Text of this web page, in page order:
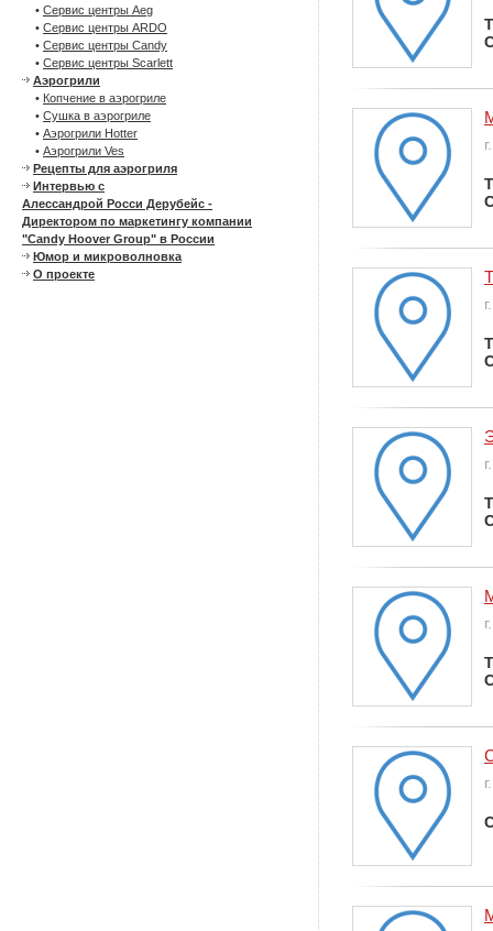
• Сервис центры Aeg
• Сервис центры ARDO
• Сервис центры Candy
• Сервис центры Scarlett
Аэрогрили
• Копчение в аэрогриле
• Сушка в аэрогриле
• Аэрогрили Hotter
• Аэрогрили Ves
Рецепты для аэрогриля
Интервью с
Алессандрой Росси Дерубейс -
Директором по маркетингу компании
"Candy Hoover Group" в России
Юмор и микроволновка
О проекте